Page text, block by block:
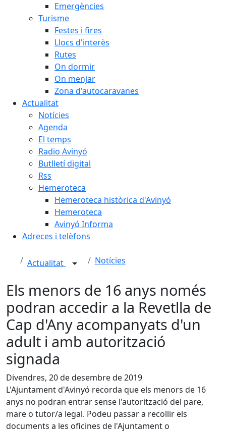
Emergències
Turisme
Festes i fires
Llocs d'interès
Rutes
On dormir
On menjar
Zona d'autocaravanes
Actualitat
Notícies
Agenda
El temps
Radio Avinyó
Butlletí digital
Rss
Hemeroteca
Hemeroteca històrica d'Avinyó
Hemeroteca
Avinyó Informa
Adreces i telèfons
Actualitat Notícies
Els menors de 16 anys només
podran accedir a la Revetlla de
Cap d'Any acompanyats d'un
adult i amb autorització
signada
Divendres, 20 de desembre de 2019
L'Ajuntament d'Avinyó recorda que els menors de 16
anys no podran entrar sense l'autorització del pare,
mare o tutor/a legal. Podeu passar a recollir els
documents a les oficines de l'Ajuntament o